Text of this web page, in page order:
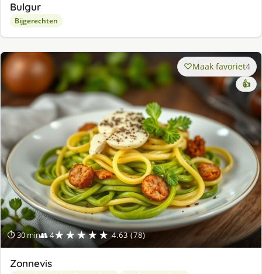
Bulgur
Bijgerechten
⏱ 30 min👥 4★★★★★ 4.63 (78)
Maak favoriet4
👍
Zonnevis